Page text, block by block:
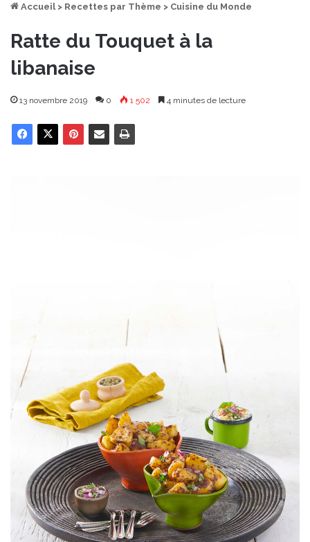
Accueil > Recettes par Thème > Cuisine du Monde
Ratte du Touquet à la
libanaise
13 novembre 2019 0 1 502 4 minutes de lecture